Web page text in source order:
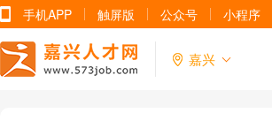
手机APP 触屏版 公众号 小程序
嘉兴